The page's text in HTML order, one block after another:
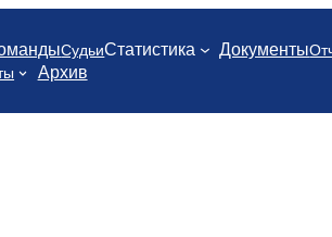
СудьиСтатистика Документы
Архив